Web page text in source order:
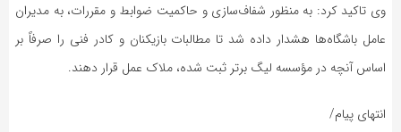
وی تاکید کرد: به منظور شفاف‌سازی و حاکمیت ضوابط و مقررات، به مدیران
عامل باشگاه‌ها هشدار داده شد تا مطالبات بازیکنان و کادر فنی را صرفاً بر
اساس آنچه در مؤسسه لیگ برتر ثبت شده، ملاک عمل قرار دهند.
انتهای پیام/